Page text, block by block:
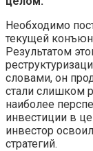
Необходимо
текущей
Результатом
словами, он
стали слишком
наиболее
инвестиции в
инвестор
стратегий.